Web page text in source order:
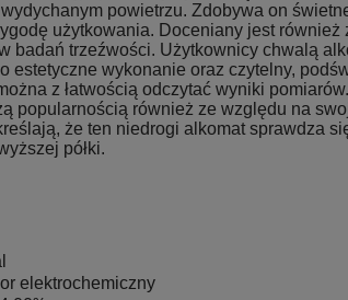
powietrzu. Zdobywa on
użytkowania. Doceniany jest również
badań trzeźwości. Użytkownicy chwalą
estetyczne wykonanie oraz czytelny,
z łatwością odczytać wyniki
popularnością również ze względu na
że ten niedrogi alkomat sprawdza
półki.
elektrochemiczny